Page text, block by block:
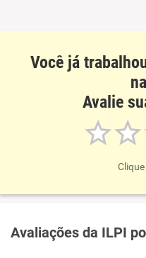
Você já
Avalie
Avaliações da ILPI